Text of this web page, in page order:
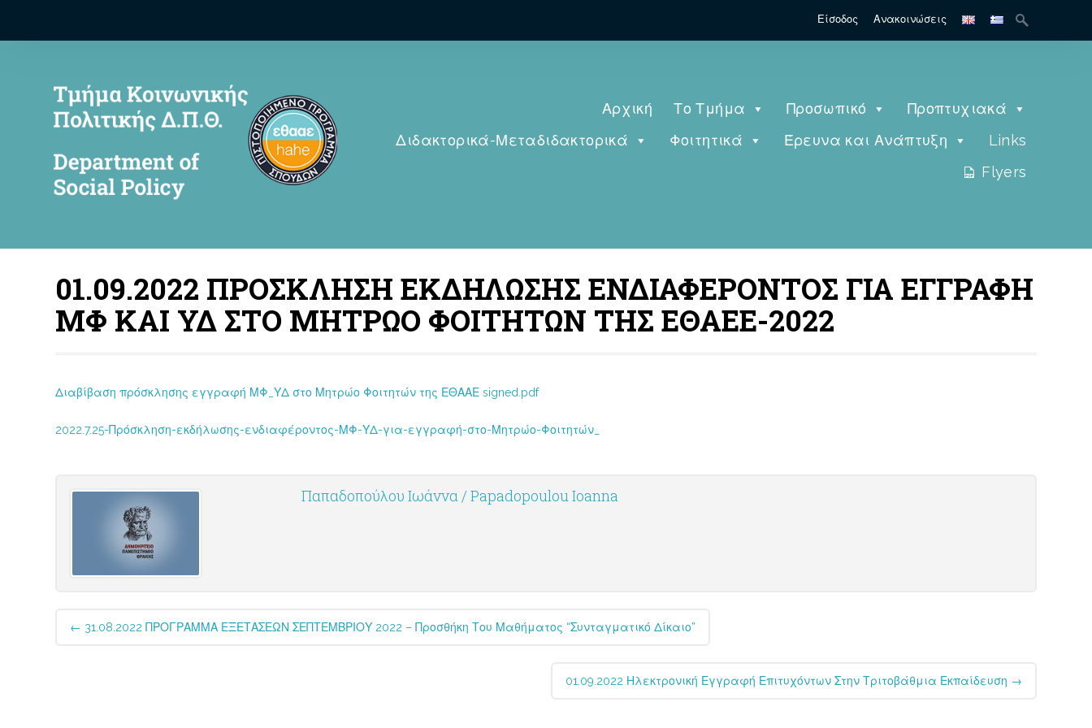
Είσοδος Ανακοινώσεις
Αρχική Το Τμήμα Προσωπικό
Προπτυχιακά
Διδακτορικά-Μεταδιδακτορικά
Φοιτητικά Έρευνα και Ανάπτυξη
Links
Flyers
01.09.2022 ΠΡΟΣΚΛΗΣΗ ΕΚΔΗΛΩΣΗΣ ΕΝΔΙΑΦΕΡΟΝΤΟΣ ΓΙΑ ΕΓΓΡΑΦΗ
ΜΦ ΚΑΙ ΥΔ ΣΤΟ ΜΗΤΡΩΟ ΦΟΙΤΗΤΩΝ ΤΗΣ ΕΘΑΕΕ-2022
Διαβίβαση πρόσκλησης εγγραφή ΜΦ_ΥΔ στο Μητρώο Φοιτητών της ΕΘΑΑΕ signed.pdf
2022.7.25-Πρόσκληση-εκδήλωσης-ενδιαφέροντος-ΜΦ-ΥΔ-για-εγγραφή-στο-Μητρώο-Φοιτητών_
Παπαδοπούλου Ιωάννα / Papadopoulou Ioanna
Post
navigation
← 31.08.2022 ΠΡΟΓΡΑΜΜΑ ΕΞΕΤΑΣΕΩΝ ΣΕΠΤΕΜΒΡΙΟΥ 2022 – Προσθήκη Του Μαθήματος “Συνταγματικό Δίκαιο”
01.09.2022 Ηλεκτρονική Εγγραφή Επιτυχόντων Στην Τριτοβάθμια Εκπαίδευση →